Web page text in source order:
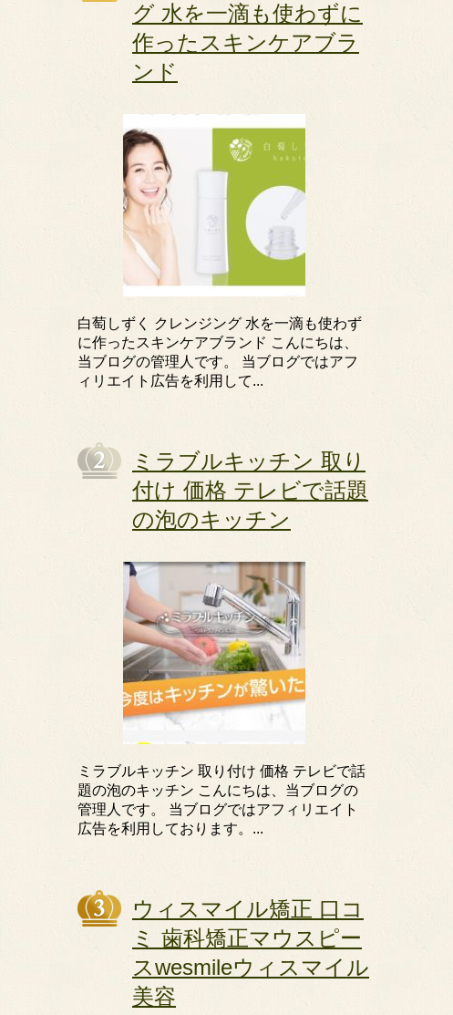
グ 水を一滴も使わずに
作ったスキンケアブラ
ンド
白萄しずく クレンジング 水を一滴も使わず
に作ったスキンケアブランド こんにちは、
当ブログの管理人です。 当ブログではアフ
ィリエイト広告を利用して...
ミラブルキッチン 取り
付け 価格 テレビで話題
の泡のキッチン
ミラブルキッチン 取り付け 価格 テレビで話
題の泡のキッチン こんにちは、当ブログの
管理人です。 当ブログではアフィリエイト
広告を利用しております。...
ウィスマイル矯正 口コ
ミ 歯科矯正マウスピー
スwesmileウィスマイル
美容